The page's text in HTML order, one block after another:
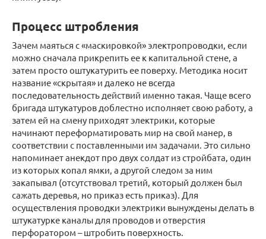
Процесс штробления
Зачем маяться с «маскировкой» электропроводки, если
можно сначала прикрепить ее к капитальной стене, а
затем просто оштукатурить ее поверху. Методика носит
название «скрытая» и далеко не всегда
последовательность действий именно такая. Чаще всего
бригада штукатуров доблестно исполняет свою работу, а
затем ей на смену приходят электрики, которые
начинают переформатировать мир на свой манер, в
соответствии с поставленными им задачами. Это сильно
напоминает анекдот про двух солдат из стройбата, один
из которых копал ямки, а другой следом за ним
закапывал (отсутствовал третий, который должен был
сажать деревья, но приказ есть приказ). Для
осуществления проводки электрики вынуждены делать в
штукатурке каналы для проводов и отверстия
перфоратором – штробить поверхность.